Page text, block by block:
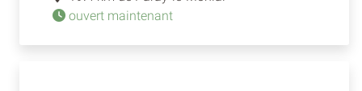
ouvert maintenant